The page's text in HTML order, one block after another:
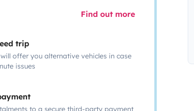
Find out more
trip
offer you alternative vehicles in case
issues
to a secure third-party payment